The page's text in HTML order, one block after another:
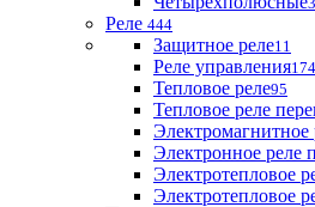
Реле 444
Защитное реле11
Реле управления174
Тепловое реле95
Тепловое реле
Электромагнитное
Электронное реле
Электротепловое
Электротепловое